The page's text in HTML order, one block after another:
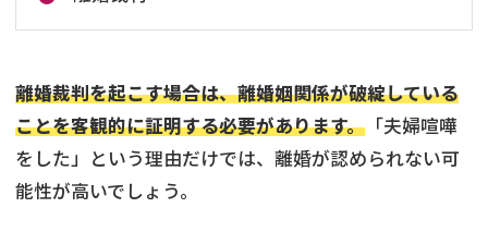
離婚裁判を起こす場合は、離婚姻関係が破綻している
ことを客観的に証明する必要があります。 「夫婦喧嘩
をした」という理由だけでは、離婚が認められない可
能性が高いでしょう。